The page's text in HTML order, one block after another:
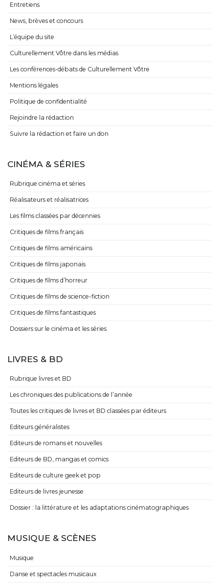
Entretiens
News, brèves et concours
L’équipe du site
Culturellement Vôtre dans les médias
Les conférences-débats de Culturellement Vôtre
Mentions légales
Politique de confidentialité
Rejoindre la rédaction
Suivre la rédaction et faire un don
CINÉMA & SÉRIES
Rubrique cinéma et séries
Réalisateurs et réalisatrices
Les films classées par décennies
Critiques de films français
Critiques de films américains
Critiques de films japonais
Critiques de films d’horreur
Critiques de films de science-fiction
Critiques de films fantastiques
Dossiers sur le cinéma et les séries
LIVRES & BD
Rubrique livres et BD
Les chroniques des publications de l’année
Toutes les critiques de livres et BD classées par éditeurs
Editeurs généralistes
Editeurs de romans et nouvelles
Editeurs de BD, mangas et comics
Editeurs de culture geek et pop
Editeurs de livres jeunesse
Dossier : la littérature et les adaptations cinématographiques
MUSIQUE & SCÈNES
Musique
Danse et spectacles musicaux